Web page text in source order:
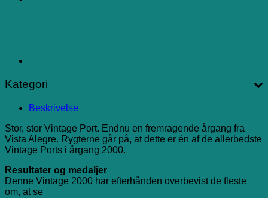
Kategori
Beskrivelse
Stor, stor Vintage Port. Endnu en fremragende årgang fra
Vista Alegre. Rygterne går på, at dette er én af de allerbedste
Vintage Ports i årgang 2000.
Resultater og medaljer
Denne Vintage 2000 har efterhånden overbevist de fleste
om, at se